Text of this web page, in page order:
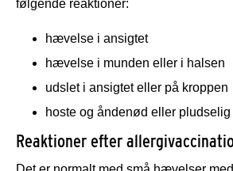
følgende reaktioner:
hævelse i ansigtet
hævelse i munden eller i halsen
udslet i ansigtet eller på kroppen
hoste og åndenød eller
Reaktioner efter